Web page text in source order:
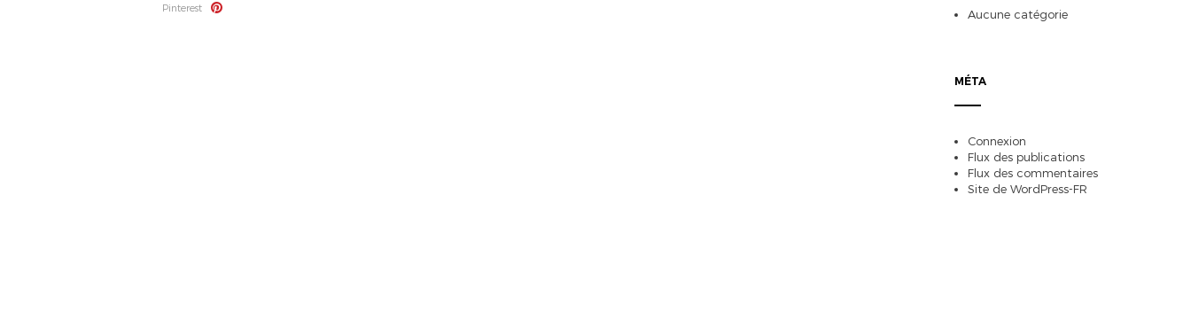
Pinterest
Aucune catégorie
MÉTA
Connexion
Flux des publications
Flux des commentaires
Site de WordPress-FR